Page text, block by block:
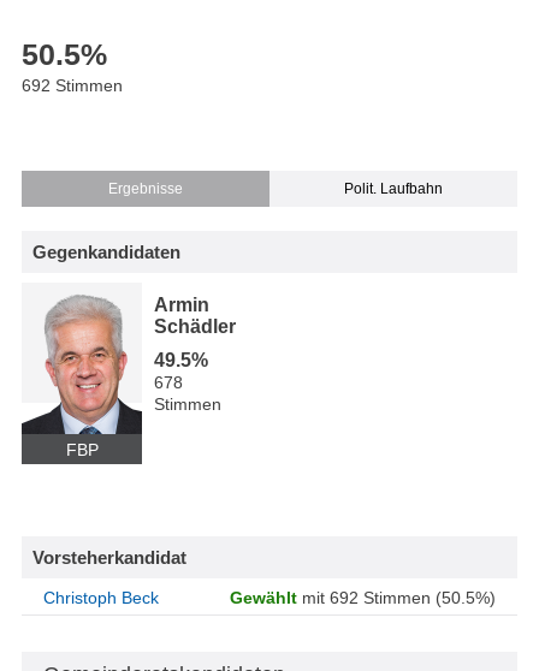
50.5%
692 Stimmen
Ergebnisse Polit. Laufbahn
Gegenkandidaten
FBP
Armin
Schädler
49.5%
678
Stimmen
Vorsteherkandidat
Christoph Beck Gewählt mit 692 Stimmen (50.5%)